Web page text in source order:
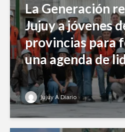
La Generación
Jujuy a jóvenes
provincias para
una agenda de
Jujuy A Diario